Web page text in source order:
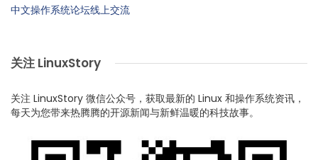
中文操作系统论坛线上交流
关注 LinuxStory
关注 LinuxStory 微信公众号，获取最新的 Linux 和操作系统资讯，
每天为您带来热腾腾的开源新闻与新鲜温暖的科技故事。